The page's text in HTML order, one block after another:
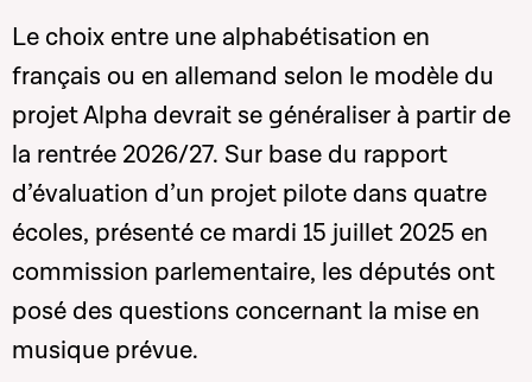
Le choix entre une alphabétisation en
français ou en allemand selon le modèle du
projet Alpha devrait se généraliser à partir de
la rentrée 2026/27. Sur base du rapport
d’évaluation d’un projet pilote dans quatre
écoles, présenté ce mardi 15 juillet 2025 en
commission parlementaire, les députés ont
posé des questions concernant la mise en
musique prévue.